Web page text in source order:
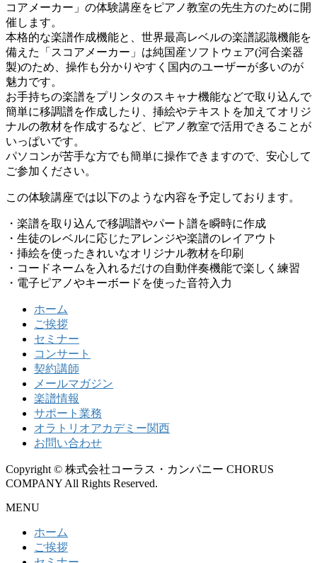
コアメーカー」の体験講座をピアノ教室の先生方のために開
催します。
本格的な楽譜作成機能と、世界最高レベルの楽譜認識機能を
備えた「スコアメーカー」は純国産ソフトウェア(河合楽器
製)のため、操作も分かりやすく国内のユーザーが多いのが
魅力です。
お手持ちの楽譜をプリンタのスキャナ機能などで取り込んで
簡単に移調譜を作成したり、挿絵やテキストを加えてオリジ
ナルの教材を作成するなど、ピアノ教室で活用できることが
いっぱいです。
パソコンが苦手な方でも簡単に操作できますので、安心して
ご参加ください。
この体験講座では以下のような内容を予定しております。
・楽譜を取り込んで移調譜やパート譜を瞬時に作成
・生徒のレベルに応じたアレンジや楽譜のレイアウト
・挿絵を使ったきれいなオリジナル教材を印刷
・コードネームを入れるだけの自動伴奏機能で楽しく練習
・電子ピアノやキーボードを使った音符入力
ホーム
ご挨拶
セミナー
コンサート
契約講師
メールマガジン
楽譜情報
サポート業務
オラトリオアカデミー関西
お問い合わせ
Copyright © 株式会社コーラス・カンパニー CHORUS
COMPANY All Rights Reserved.
MENU
ホーム
ご挨拶